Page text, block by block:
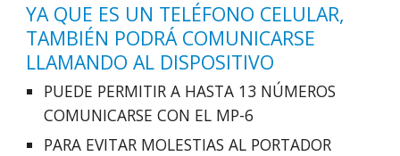
YA QUE ES UN TELÉFONO CELULAR,
TAMBIÉN PODRÁ COMUNICARSE
LLAMANDO AL DISPOSITIVO
PUEDE PERMITIR A HASTA 13 NÚMEROS
COMUNICARSE CON EL MP-6
PARA EVITAR MOLESTIAS AL PORTADOR